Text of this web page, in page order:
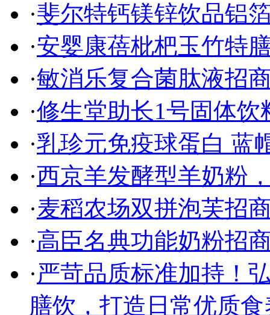
·斐尔特钙镁锌饮品铝
·安婴康蓓枇杷玉竹特
·敏消乐复合菌肽液招
·修生堂助长1号固体
·乳珍元免疫球蛋白 蓝
·西京羊发酵型羊奶粉
·麦稻农场双拼泡芙招
·高臣名典功能奶粉招
·严苛品质标准加持！
膳饮，打造日常优质